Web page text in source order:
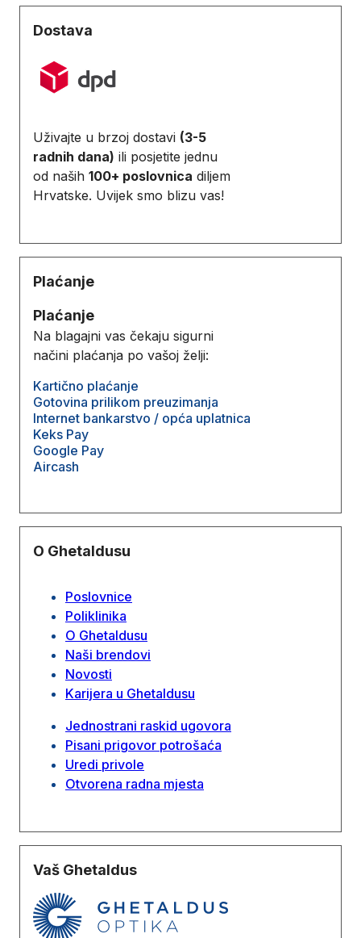
Dostava
Uživajte u brzoj dostavi (3-5
radnih dana) ili posjetite jednu
od naših 100+ poslovnica diljem
Hrvatske. Uvijek smo blizu vas!
Plaćanje
Plaćanje
Na blagajni vas čekaju sigurni
načini plaćanja po vašoj želji:
Kartično plaćanje
Gotovina prilikom preuzimanja
Internet bankarstvo / opća uplatnica
Keks Pay
Google Pay
Aircash
O Ghetaldusu
Poslovnice
Poliklinika
O Ghetaldusu
Naši brendovi
Novosti
Karijera u Ghetaldusu
Jednostrani raskid ugovora
Pisani prigovor potrošaća
Uredi privole
Otvorena radna mjesta
Vaš Ghetaldus